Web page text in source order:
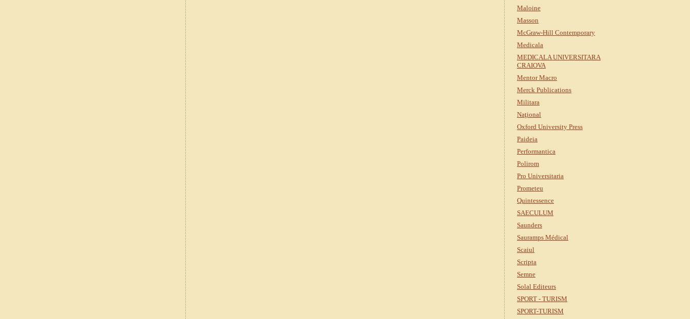
Maloine
Masson
McGraw-Hill Contemporary
Medicala
MEDICALA UNIVERSITARA
CRAIOVA
Mentor Macro
Merck Publications
Militara
Naţional
Oxford University Press
Paideia
Performantica
Polirom
Pro Universitaria
Prometeu
Quintessence
SAECULUM
Saunders
Sauramps Médical
Scaiul
Scripta
Semne
Solal Editeurs
SPORT - TURISM
SPORT-TURISM